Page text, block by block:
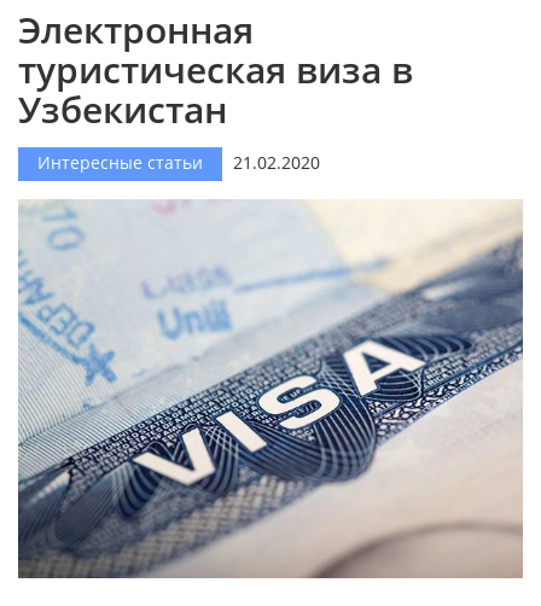
Электронная
туристическая виза в
Узбекистан
Интересные статьи 21.02.2020